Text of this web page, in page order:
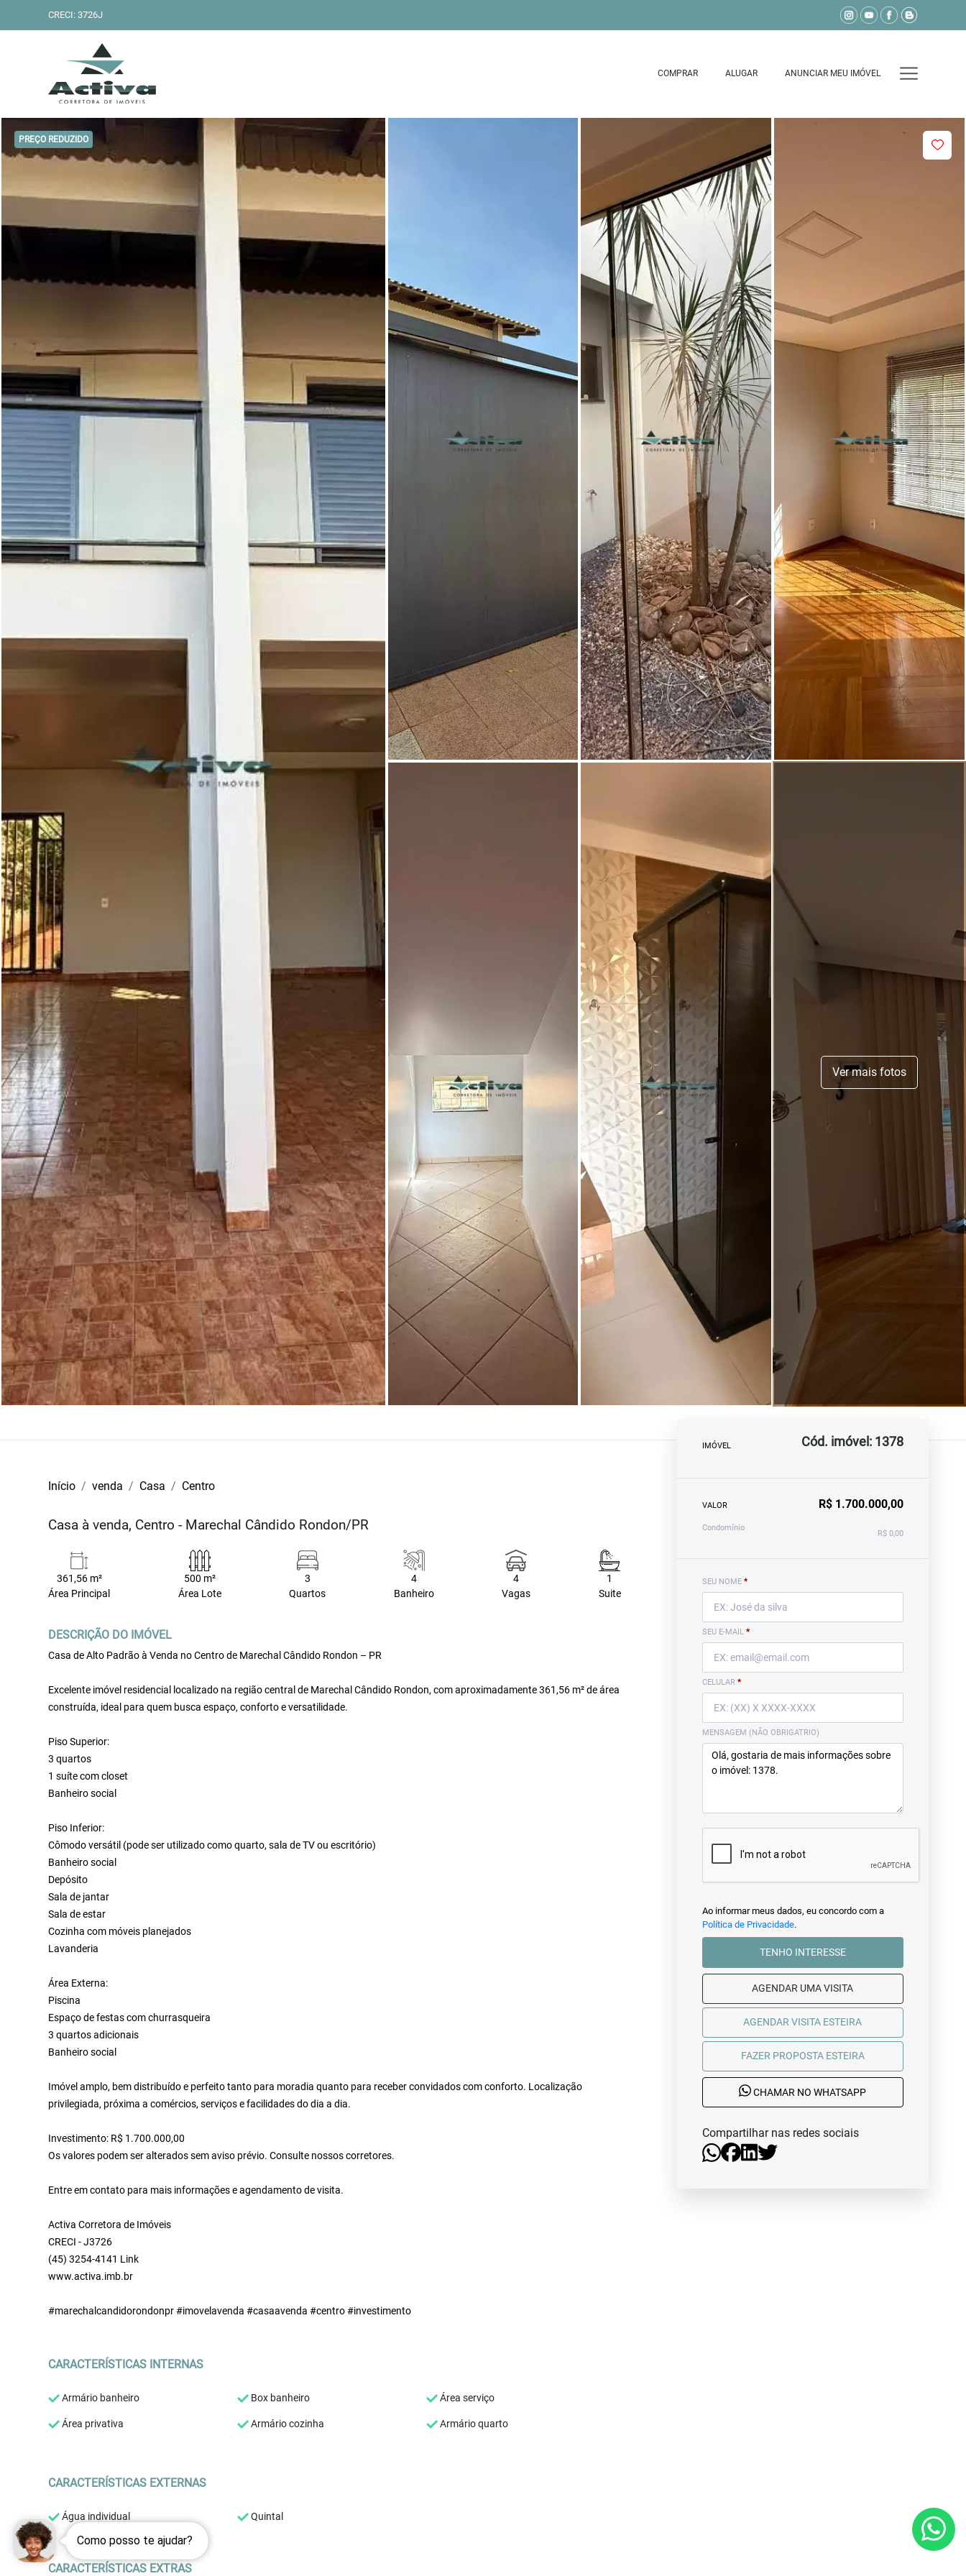
CRECI: 3726J
COMPRAR ALUGAR ANUNCIAR MEU IMÓVEL
PREÇO REDUZIDO
Ver mais fotos
Início venda Casa Centro
Casa à venda, Centro - Marechal Cândido Rondon/PR
361,56 m²
Área Principal
500 m²
Área Lote
3
Quartos
4
Banheiro
4
Vagas
1
Suite
DESCRIÇÃO DO IMÓVEL
Casa de Alto Padrão à Venda no Centro de Marechal Cândido Rondon – PR
Excelente imóvel residencial localizado na região central de Marechal Cândido Rondon, com aproximadamente 361,56 m² de área
construída, ideal para quem busca espaço, conforto e versatilidade.
Piso Superior:
3 quartos
1 suíte com closet
Banheiro social
Piso Inferior:
Cômodo versátil (pode ser utilizado como quarto, sala de TV ou escritório)
Banheiro social
Depósito
Sala de jantar
Sala de estar
Cozinha com móveis planejados
Lavanderia
Área Externa:
Piscina
Espaço de festas com churrasqueira
3 quartos adicionais
Banheiro social
Imóvel amplo, bem distribuído e perfeito tanto para moradia quanto para receber convidados com conforto. Localização
privilegiada, próxima a comércios, serviços e facilidades do dia a dia.
Investimento: R$ 1.700.000,00
Os valores podem ser alterados sem aviso prévio. Consulte nossos corretores.
Entre em contato para mais informações e agendamento de visita.
Activa Corretora de Imóveis
CRECI - J3726
(45) 3254-4141 Link
www.activa.imb.br
#marechalcandidorondonpr #imovelavenda #casaavenda #centro #investimento
CARACTERÍSTICAS INTERNAS
Armário banheiro Box banheiro Área serviço
Área privativa Armário cozinha Armário quarto
CARACTERÍSTICAS EXTERNAS
Água individual Quintal
CARACTERÍSTICAS EXTRAS
IMÓVEL Cód. imóvel: 1378
VALOR R$ 1.700.000,00
Condomínio
R$ 0,00
SEU NOME *
SEU E-MAIL *
CELULAR *
MENSAGEM (NÃO OBRIGATRIO)
Ao informar meus dados, eu concordo com a
Política de Privacidade.
TENHO INTERESSE
AGENDAR UMA VISITA
AGENDAR VISITA ESTEIRA
FAZER PROPOSTA ESTEIRA
CHAMAR NO WHATSAPP
Compartilhar nas redes sociais
Como posso te ajudar?